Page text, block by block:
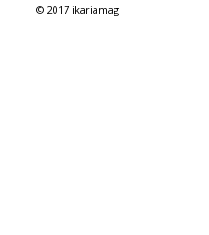
© 2017 ikariamag